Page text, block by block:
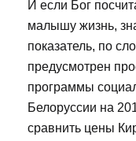
И если Бог
малышу жизнь,
показатель, по
предусмотрен
программы
Белоруссии на
сравнить цены